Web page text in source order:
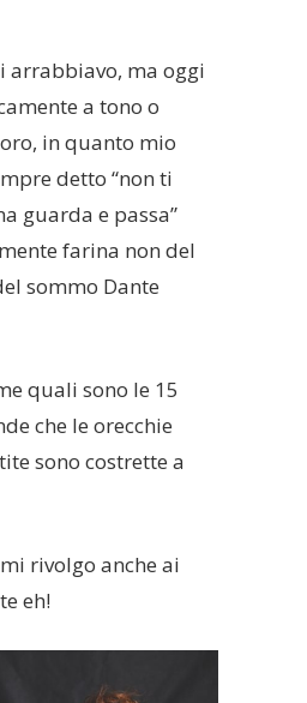
arrabbiavo, ma oggi
a tono o
in quanto mio
detto “non ti
guarda e passa”
farina non del
sommo Dante
quali sono le 15
che le orecchie
sono costrette a
rivolgo anche ai
eh!